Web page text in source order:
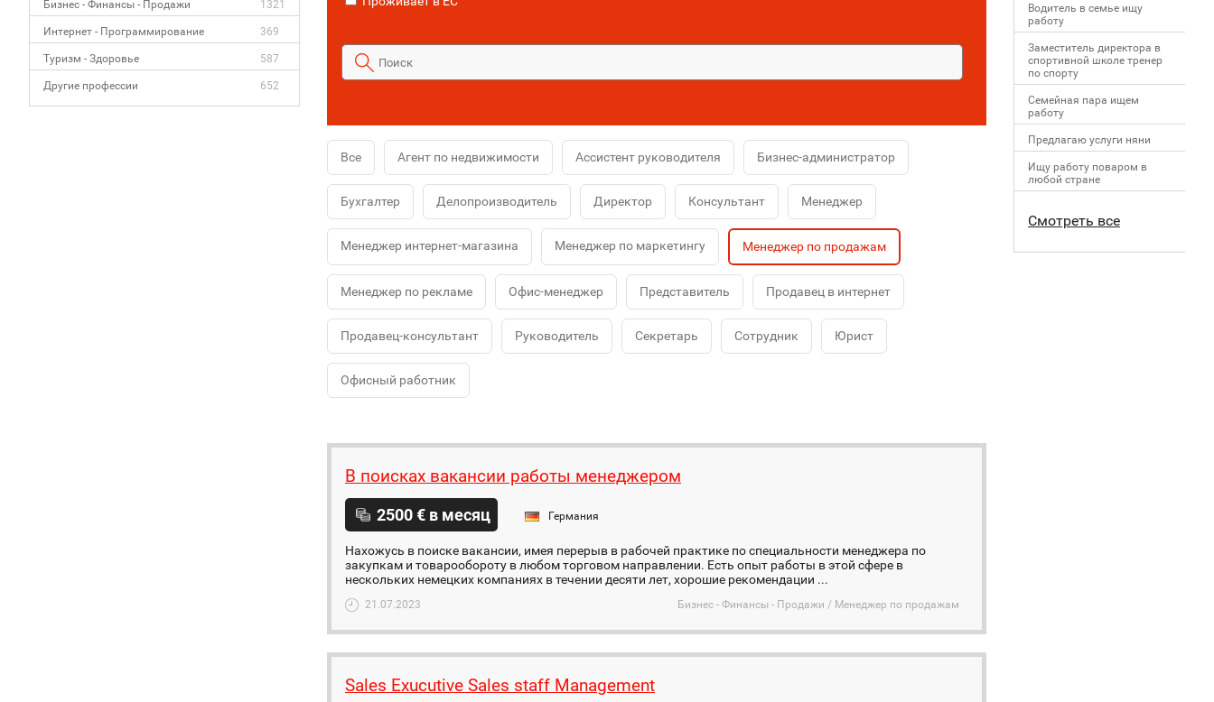
Бизнес - Финансы - Продажи 1321
Интернет - Программирование 369
Туризм - Здоровье 587
Другие профессии 652
Все Агент по недвижимости Ассистент руководителя Бизнес-администратор
Бухгалтер Делопроизводитель Директор Консультант Менеджер
Менеджер интернет-магазина Менеджер по маркетингу Менеджер по продажам
Менеджер по рекламе Офис-менеджер Представитель Продавец в интернет
Продавец-консультант Руководитель Секретарь Сотрудник Юрист
Офисный работник
В поисках вакансии работы менеджером
2500 € в месяц Германия
Нахожусь в поиске вакансии, имея перерыв в рабочей практике по специальности менеджера по
закупкам и товарообороту в любом торговом направлении. Есть опыт работы в этой сфере в
нескольких немецких компаниях в течении десяти лет, хорошие рекомендации ...
21.07.2023 Бизнес - Финансы - Продажи / Менеджер по продажам
Sales Exucutive Sales staff Management
Водитель в семье ищу
работу
Заместитель директора в
спортивной школе тренер
по спорту
Семейная пара ищем
работу
Предлагаю услуги няни
Ищу работу поваром в
любой стране
Смотреть все